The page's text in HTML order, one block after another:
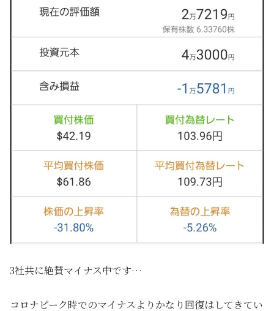
3社共に絶賛マイナス中です…
コロナピーク時でのマイナスよりかなり回復はしてきてい